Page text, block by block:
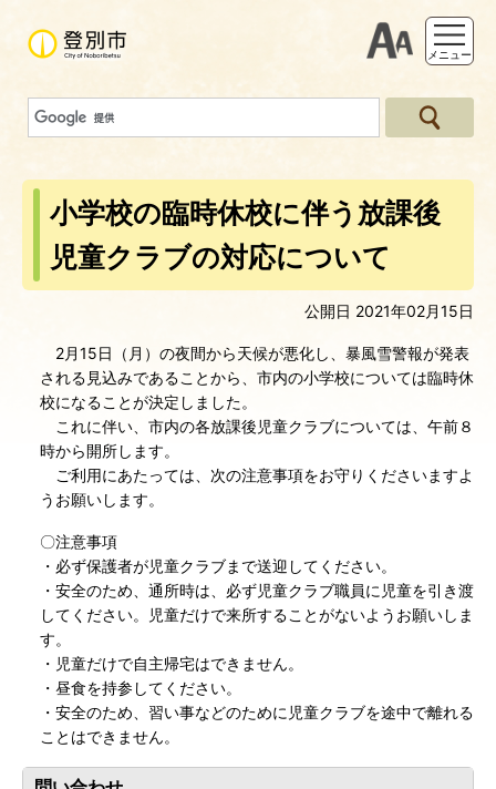
支援ツー
メニュー
小学校の臨時休校に伴う放課後
児童クラブの対応について
公開日 2021年02月15日
2月15日（月）の夜間から天候が悪化し、暴風雪警報が発表
される見込みであることから、市内の小学校については臨時休
校になることが決定しました。
これに伴い、市内の各放課後児童クラブについては、午前８
時から開所します。
ご利用にあたっては、次の注意事項をお守りくださいますよ
うお願いします。
〇注意事項
・必ず保護者が児童クラブまで送迎してください。
・安全のため、通所時は、必ず児童クラブ職員に児童を引き渡
してください。児童だけで来所することがないようお願いしま
す。
・児童だけで自主帰宅はできません。
・昼食を持参してください。
・安全のため、習い事などのために児童クラブを途中で離れる
ことはできません。